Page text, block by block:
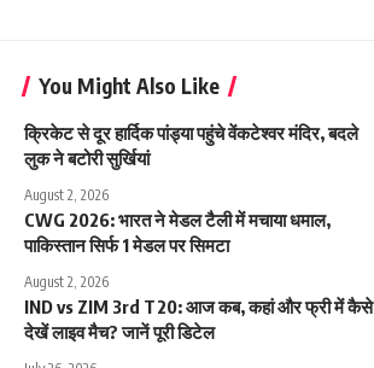
You Might Also Like
क्रिकेट से दूर हार्दिक पांड्या पहुंचे वेंकटेश्वर मंदिर, बदले
लुक ने बटोरी सुर्खियां
August 2, 2026
CWG 2026: भारत ने मेडल टैली में मचाया धमाल,
पाकिस्तान सिर्फ 1 मेडल पर सिमटा
August 2, 2026
IND vs ZIM 3rd T20: आज कब, कहां और फ्री में कैसे
देखें लाइव मैच? जानें पूरी डिटेल